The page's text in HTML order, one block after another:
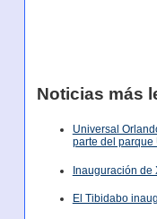
Noticias más
Universal
parte del parque
Inauguración de
El Tibidabo